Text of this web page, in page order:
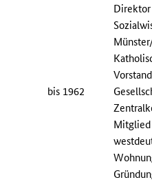
bis 1962
Mitglied